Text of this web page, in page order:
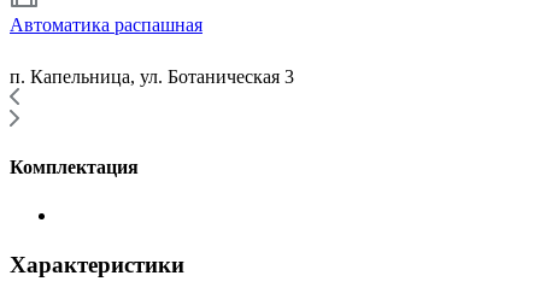
Автоматика распашная
п. Капельница, ул. Ботаническая 3
Комплектация
Характеристики